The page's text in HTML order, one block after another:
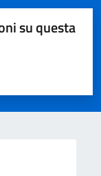
su questa